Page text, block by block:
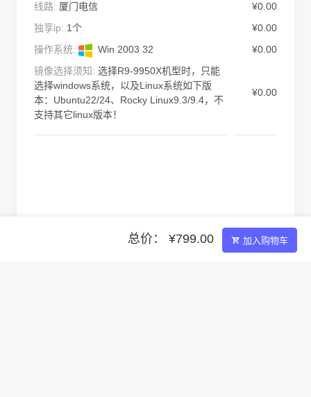
线路: 厦门电信
¥0.00
独享ip: 1个
¥0.00
操作系统:
Win 2003 32
¥0.00
镜像选择须知: 选择R9-9950X机型时，只能
选择windows系统，以及Linux系统如下版
本：Ubuntu22/24、Rocky Linux9.3/9.4，不
支持其它linux版本！
¥0.00
总价： ¥799.00 加入购物车